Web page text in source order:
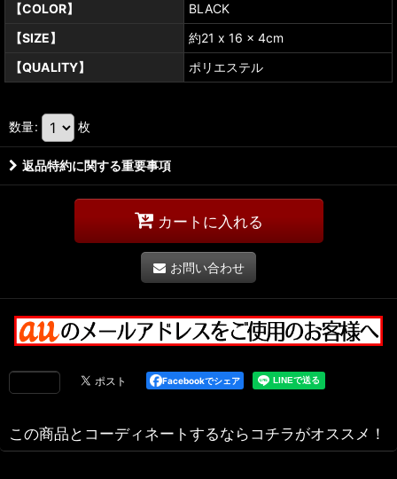
【COLOR】
BLACK
【SIZE】
約21 x 16 x 4cm
【QUALITY】
ポリエステル
数量: 枚
返品特約に関する重要事項
カートに入れる
お問い合わせ
Facebookでシェア
この商品とコーディネートするならコチラがオススメ！